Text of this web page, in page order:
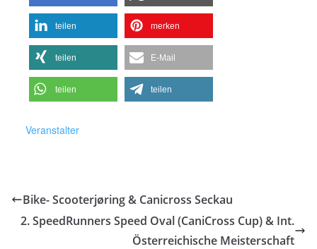
teilen merken
teilen E-Mail
teilen teilen
Veranstalter
Bike- Scooterjøring & Canicross Seckau
2. SpeedRunners Speed Oval (CaniCross Cup) & Int.
Österreichische Meisterschaft